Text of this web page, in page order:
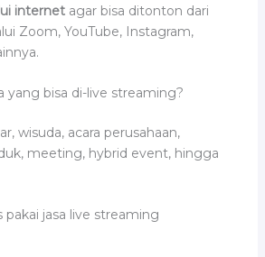
internetagar bisa ditonton dari
Zoom, YouTube, Instagram,
yang bisa di-live streaming?
wisuda, acara perusahaan,
meeting, hybrid event, hingga
pakai jasa live streaming